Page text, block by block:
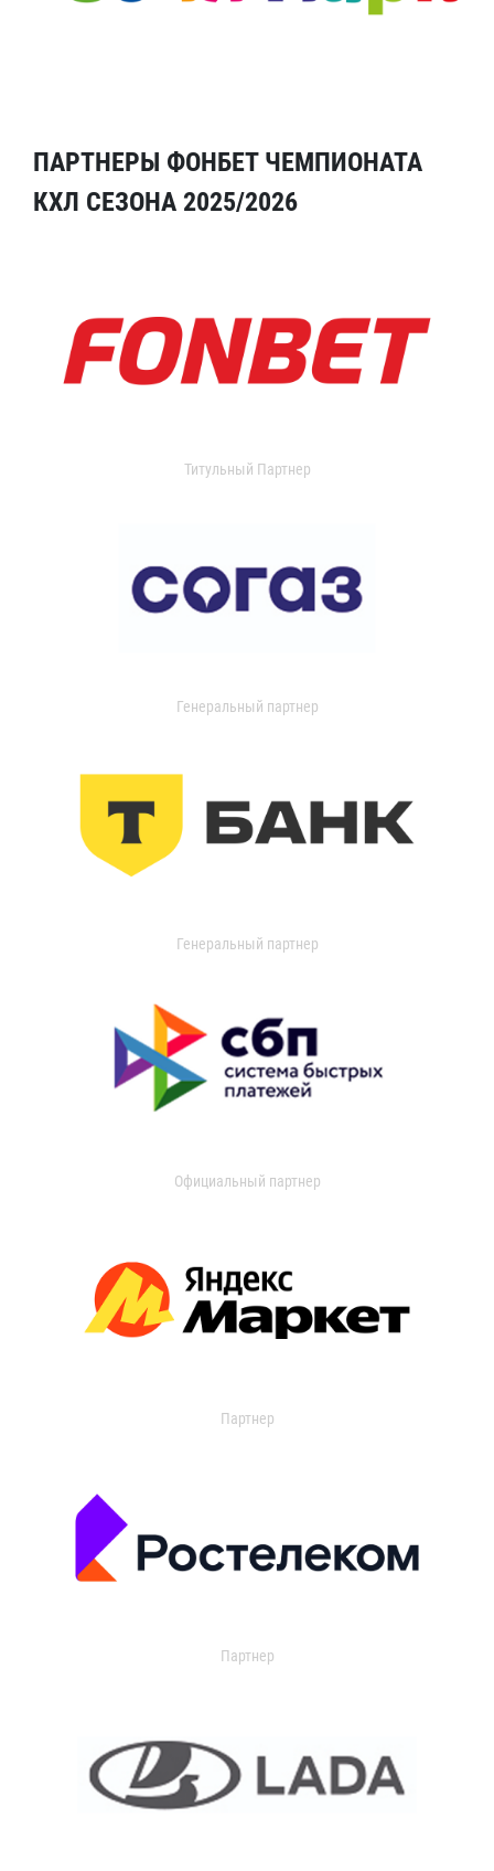
ПАРТНЕРЫ ФОНБЕТ ЧЕМПИОНАТА
КХЛ СЕЗОНА 2025/2026
Титульный Партнер
Генеральный партнер
Генеральный партнер
Официальный партнер
Партнер
Партнер